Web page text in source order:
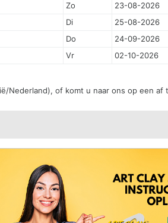
Zo 23-08-2026
Di 25-08-2026
Do 24-09-2026
Vr 02-10-2026
Nederland), of komt u naar ons op een af